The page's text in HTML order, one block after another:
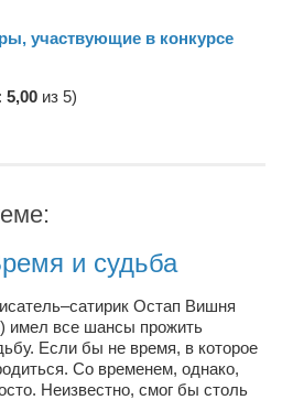
участвующие в конкурсе
5,00 из 5)
и судьба
Остап Вишня
имел все шансы прожить
Если бы не время, в которое
Со временем, однако,
Неизвестно, смог бы столь